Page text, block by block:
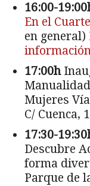
16:00-
En el
en general)
17:00h
Mujeres
C/ Cuenca, 1
17:30-
Descubre
forma
Parque de